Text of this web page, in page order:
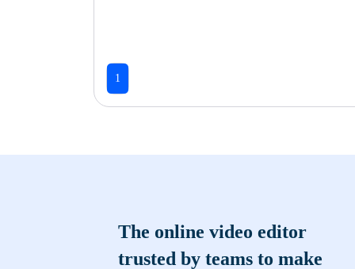
1
The online video editor
trusted by teams to make